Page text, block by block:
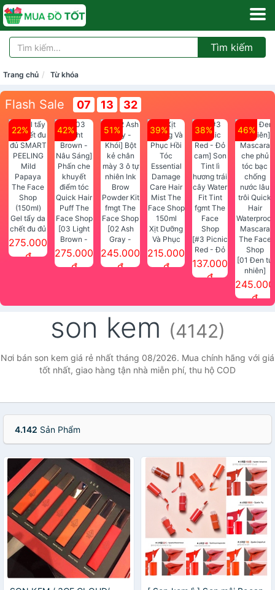
Tìm kiếm
Trang chủ Từ khóa
Flash Sale 07 13 30
22%
Gel tẩy da
chết đu đủ
SMART
PEELING
275.000
đ
42%
[03 Light
Brown -
Nâu Sáng]
Phấn che
275.000
đ
51%
[02 Ash
Gray -
Khói] Bột
kẻ chân
Face Shop
245.000
đ
39%
Xịt Dưỡng
Và Phục
Hồi Tóc
Essential
215.000
đ
38%
[#3 Picnic
Red - Đỏ
cam] Son
Face
Shop
137.000
đ
46%
[01 Đen tự
nhiên]
Mascara
che phủ
Waterproof
Mascara
245.000
đ
son kem (4142)
Nơi bán son kem giá rẻ nhất tháng 08/2026. Mua chính hãng với giá
tốt nhất, giao hàng tận nhà miễn phí, thu hộ COD
4.142 Sản Phẩm